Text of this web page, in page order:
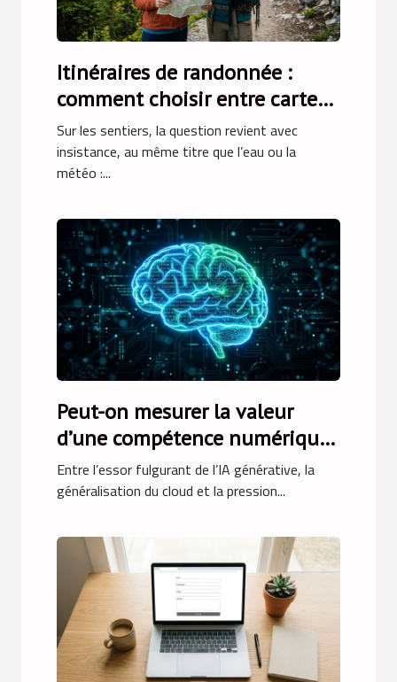
Itinéraires de randonnée :
comment choisir entre carte
papier et navigation
numérique
Sur les sentiers, la question revient avec
insistance, au même titre que l’eau ou la
météo :...
Peut-on mesurer la valeur
d’une compétence numérique
en finance ?
Entre l’essor fulgurant de l’IA générative, la
généralisation du cloud et la pression...